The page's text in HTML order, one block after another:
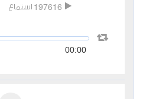
197616 استماع
00:00